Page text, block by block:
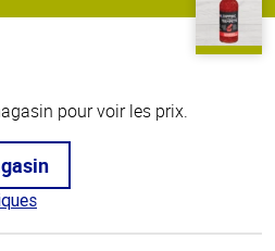
pour voir les prix.